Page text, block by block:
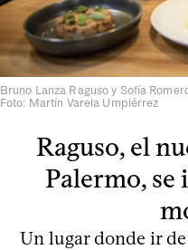
Bruno Lanza Raguso y Sofía
Foto: Martín Varela Umpiérrez
Raguso, el
Palermo, se
Un lugar donde ir